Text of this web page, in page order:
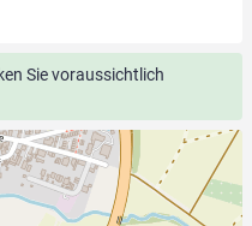
Sie voraussichtlich